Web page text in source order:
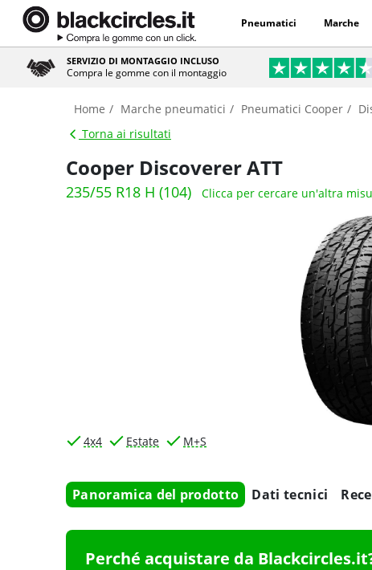
Pneumatici Marche
SERVIZIO DI MONTAGGIO INCLUSO
Compra le gomme con il montaggio
Home Marche pneumatici Pneumatici Cooper
Torna ai risultati
Cooper Discoverer ATT
235/55 R18 H (104) Clicca per cercare un'altra
4x4 Estate M+S
Panoramica del prodotto Dati tecnici
Perché acquistare da